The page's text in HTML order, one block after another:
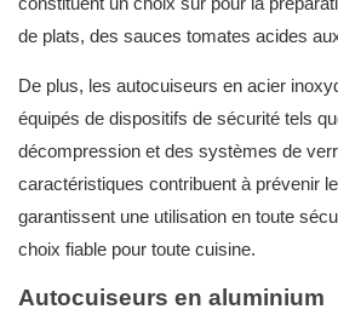
de plats, des sauces tomates acides
De plus, les autocuiseurs en acier
équipés de dispositifs de sécurité tels
décompression et des systèmes de
caractéristiques contribuent à prévenir
garantissent une utilisation en toute
choix fiable pour toute cuisine.
Autocuiseurs en aluminium